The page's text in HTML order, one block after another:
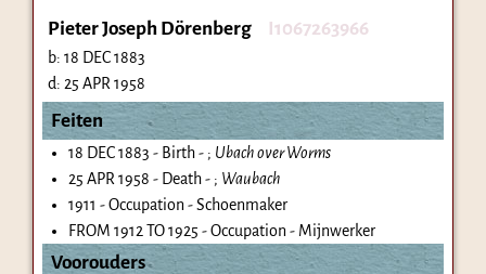
Pieter Joseph Dörenberg I1067263966
b: 18 DEC 1883
d: 25 APR 1958
Feiten
18 DEC 1883 - Birth - ; Ubach over Worms
25 APR 1958 - Death - ; Waubach
1911 - Occupation - Schoenmaker
FROM 1912 TO 1925 - Occupation - Mijnwerker
Voorouders